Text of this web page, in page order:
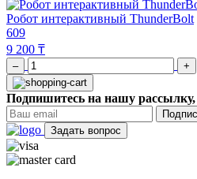
Робот интерактивный ThunderBolt
609
9 200 ₸
– +
Подпишитесь на нашу
Задать вопрос